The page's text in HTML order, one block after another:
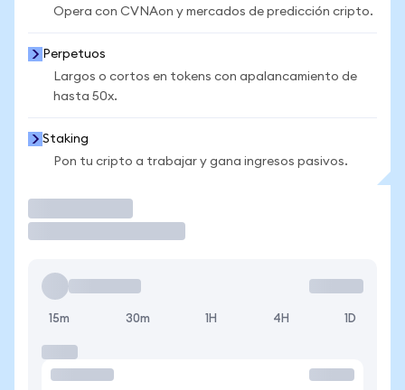
Opera con CVNAon y mercados de predicción cripto.
Perpetuos
Largos o cortos en tokens con apalancamiento de
hasta 50x.
Staking
Pon tu cripto a trabajar y gana ingresos pasivos.
15m 30m 1H 4H 1D